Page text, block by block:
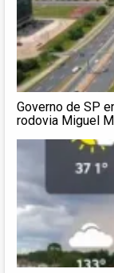
Governo de SP
rodovia Miguel